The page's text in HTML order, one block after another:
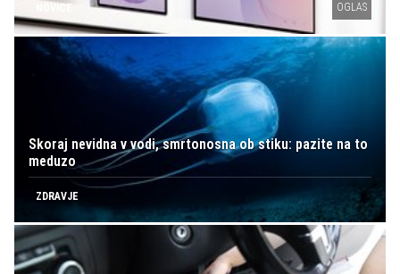
NOVICE OGLAS
Skoraj nevidna v vodi, smrtonosna ob stiku: pazite na to
meduzo
ZDRAVJE